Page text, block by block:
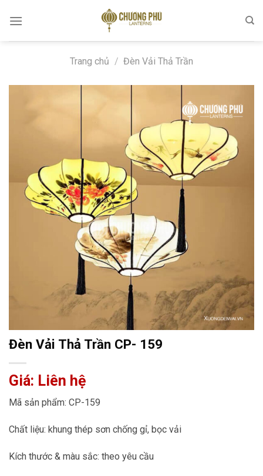
Trang chủ / Đèn Vải Thả Trần
Đèn Vải Thả Trần CP- 159
Giá: Liên hệ
Mã sản phẩm: CP-159
Chất liệu: khung thép sơn chống gỉ, bọc vải
Kích thước & màu sắc: theo yêu cầu